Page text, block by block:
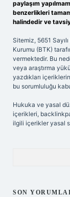
paylaşım
benzerlikleri
halindedir ve
Sitemiz, 5651
Kurumu (BTK)
vermektedir. Bu
veya araştırma
yazdıkları
bu sorumluluğu
Hukuka ve yasal
içerikleri,
ilgili içerikler yasal
SON